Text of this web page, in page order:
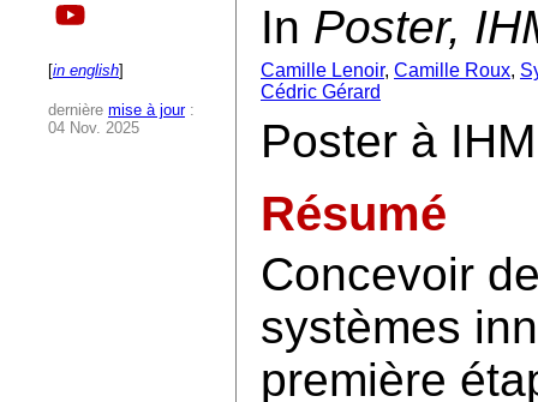
[in english]
dernière mise à jour:
04 Nov. 2025
In Poster,
Camille Lenoir, Camille Roux,
Cédric Gérard
Poster à
Résumé
Concevoir
systèmes
première